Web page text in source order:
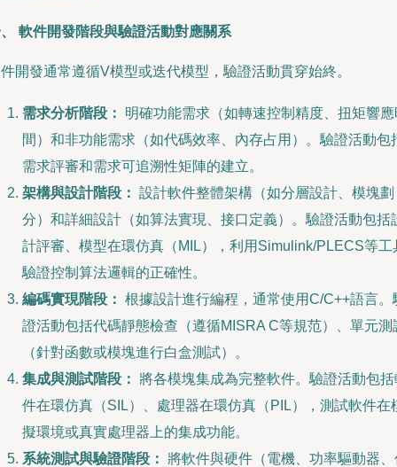
軟件開發階段與驗證活動對應關系
開發通常遵循V模型或迭代模型，驗證活動貫穿始終。
需求分析階段：
明確功能需求（如轉速控制精度、扭矩響應
間）和非功能需求（如代碼效率、內存占用）。驗證活動包
需求評審和需求可追溯性矩陣的建立。
架構與設計階段： 設計軟件整體架構（如分層設計、模塊劃
分）和詳細設計（如算法實現、接口定義）。驗證活動包括
計評審、模型在環仿真（MIL），利用Simulink/PLECS等工
驗證控制算法邏輯的正確性。
編碼實現階段： 根據設計進行編程，通常使用C/C++語言。
證活動包括代碼靜態檢查（遵循MISRA C等規范）、單元測
（針對函數或模塊進行白盒測試）。
集成與測試階段：
將各模塊集成為完整軟件。驗證活動包括
件在環仿真（SIL）、處理器在環仿真（PIL），測試軟件在
擬環境或真實處理器上的集成功能。
系統測試與驗證階段：
將軟件與硬件（電機、功率驅動器、